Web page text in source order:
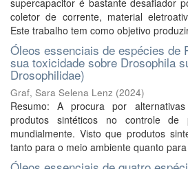
supercapacitor é bastante desafiador
coletor de corrente, material
Este trabalho tem como objetivo
Óleos essenciais de espécies de
sua toxicidade sobre Drosophila
Drosophilidae)
Graf, Sara Selena Lenz (2024)
Resumo: A procura por
produtos sintéticos no controle de
mundialmente. Visto que produtos
tanto para o meio ambiente quanto